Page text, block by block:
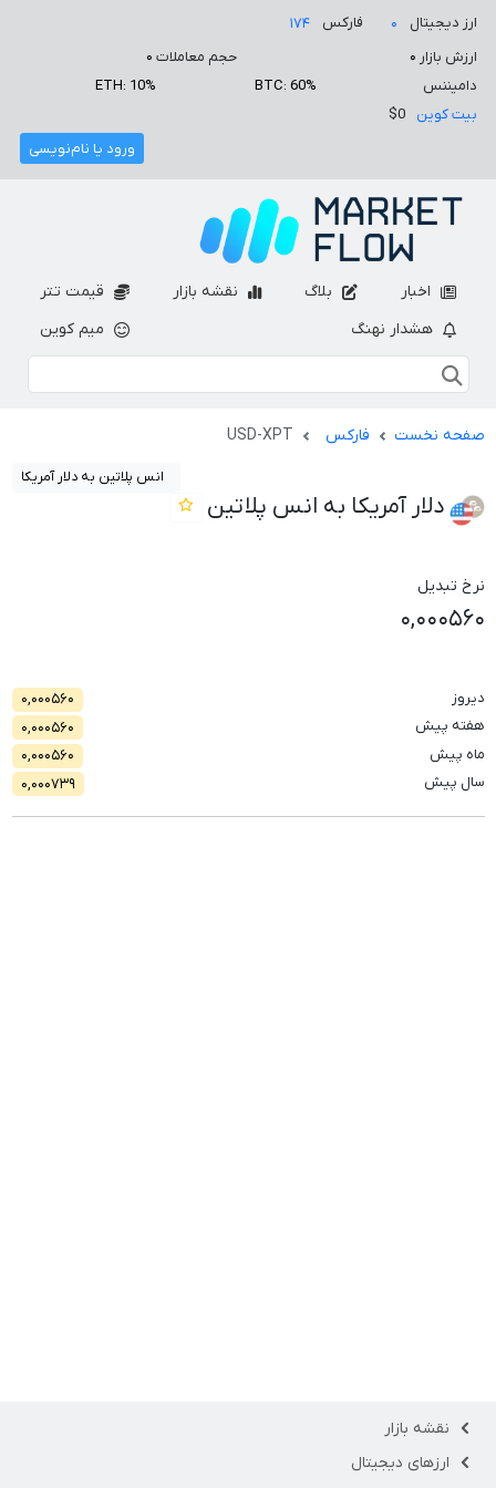
ارز دیجیتال ۰ فارکس
۱۷۴
ارزش بازار ۰ حجم معاملات ۰
دامیننس
BTC: 60%
ETH: 10%
بیت کوین
$0
ورود یا نام‌نویسی
اخبار بلاگ نقشه بازار
قیمت تتر
هشدار نهنگ
میم کوین
صفحه نخست فارکس USD-XPT
انس پلاتین به دلار آمریکا
دلار آمریکا به انس پلاتین
نرخ تبدیل
۰,۰۰۰۵۶۰
دیروز
۰,۰۰۰۵۶۰
هفته پیش
۰,۰۰۰۵۶۰
ماه پیش
۰,۰۰۰۵۶۰
سال پیش
۰,۰۰۰۷۳۹
نقشه بازار
ارزهای دیجیتال